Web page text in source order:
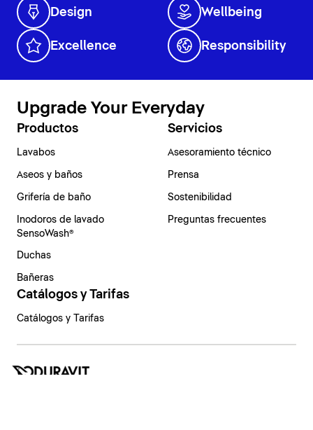
Design Wellbeing
Excellence Responsibility
Upgrade Your Everyday
Productos
Lavabos
Aseos y baños
Grifería de baño
Inodoros de lavado
SensoWash®
Duchas
Bañeras
Servicios
Asesoramiento técnico
Prensa
Sostenibilidad
Preguntas frecuentes
Catálogos y Tarifas
Catálogos y Tarifas